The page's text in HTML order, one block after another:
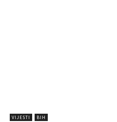
VIJESTI BIH